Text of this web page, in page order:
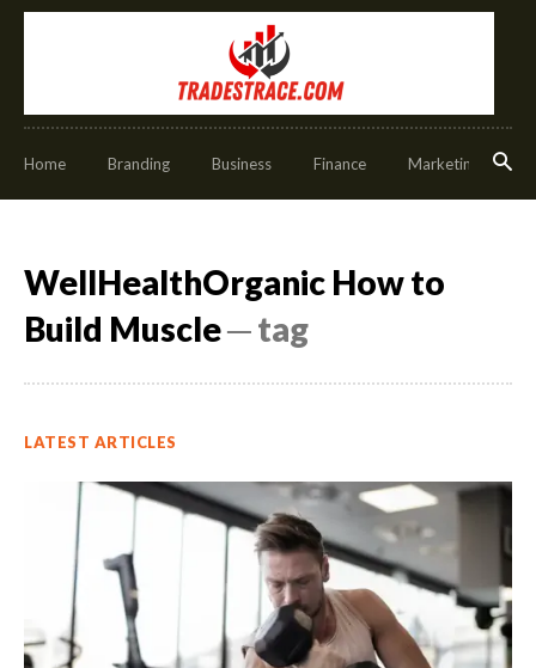
Home Branding Business Finance Marketing
WellHealthOrganic How to
Build Muscle─ tag
LATEST ARTICLES